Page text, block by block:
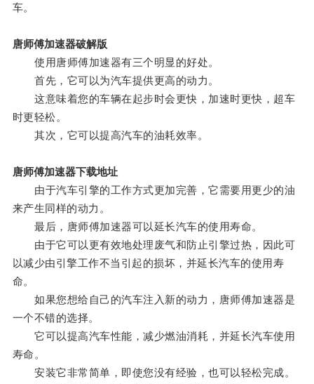
车。
唐师傅加速器破解版
使用唐师傅加速器有三个明显的好处。
首先，它可以为汽车提供更高的动力。
这意味着您的车辆在起步时会更快，加速时更快，超车
时更轻松。
其次，它可以提高汽车的油耗效率。
唐师傅加速器下载地址
由于汽车引擎的工作方式更加完善，它需要用更少的油
来产生同样的动力。
最后，唐师傅加速器可以延长汽车的使用寿命。
由于它可以更有效地处理废气和防止引擎过热，因此可
以减少由引擎工作不当引起的损坏，并延长汽车的使用寿
命。
如果您想给自己的汽车注入新的动力，唐师傅加速器是
一个不错的选择。
它可以提高汽车性能，减少燃油消耗，并延长汽车使用
寿命。
安装它非常简单，即使您没有经验，也可以轻松完成。